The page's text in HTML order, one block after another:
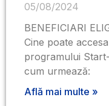
05/08/2024
BENEFICIARI
Cine poate
programului
cum urmează:
Află mai multe »